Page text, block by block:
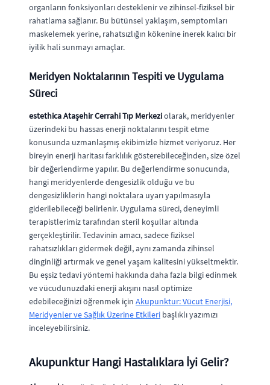
organların fonksiyonları desteklenir ve zihinsel-fiziksel bir
rahatlama sağlanır. Bu bütünsel yaklaşım, semptomları
maskelemek yerine, rahatsızlığın kökenine inerek kalıcı bir
iyilik hali sunmayı amaçlar.
Meridyen Noktalarının Tespiti ve Uygulama
Süreci
estethica Ataşehir Cerrahi Tıp Merkeziolarak, meridyenler
üzerindeki bu hassas enerji noktalarını tespit etme
konusunda uzmanlaşmış ekibimizle hizmet veriyoruz. Her
bireyin enerji haritası farklılık gösterebileceğinden, size özel
bir değerlendirme yapılır. Bu değerlendirme sonucunda,
hangi meridyenlerde dengesizlik olduğu ve bu
dengesizliklerin hangi noktalara uyarı yapılmasıyla
giderilebileceği belirlenir. Uygulama süreci, deneyimli
terapistlerimiz tarafından steril koşullar altında
gerçekleştirilir. Tedavinin amacı, sadece fiziksel
rahatsızlıkları gidermek değil, aynı zamanda zihinsel
dinginliği artırmak ve genel yaşam kalitesini yükseltmektir.
Bu eşsiz tedavi yöntemi hakkında daha fazla bilgi edinmek
ve vücudunuzdaki enerji akışını nasıl optimize
edebileceğinizi öğrenmek için Akupunktur: Vücut Enerjisi,
Meridyenler ve Sağlık Üzerine Etkileri başlıklı yazımızı
inceleyebilirsiniz.
Akupunktur Hangi Hastalıklara İyi Gelir?